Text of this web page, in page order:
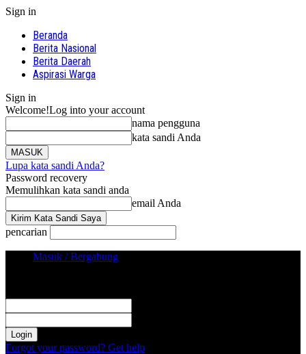
Sign in
Beranda
Berita Nasional
Berita Daerah
Aspirasi Warga
Sign in
Welcome!Log into your account
nama pengguna
kata sandi Anda
Lupa kata sandi Anda?
Password recovery
Memulihkan kata sandi anda
email Anda
pencarian
Masuk / Bergabung
Forgot your password? Get help